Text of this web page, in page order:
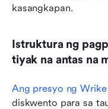
kasangkapan.
Istruktura ng
tiyak na antas na
Ang presyo ng Wrike
diskwento para sa